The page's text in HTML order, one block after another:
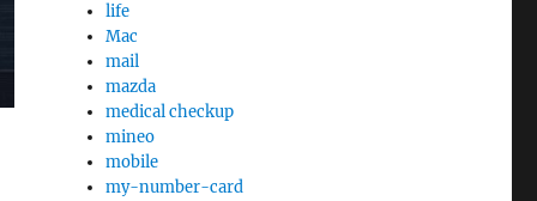
life
Mac
mail
mazda
medical checkup
mineo
mobile
my-number-card